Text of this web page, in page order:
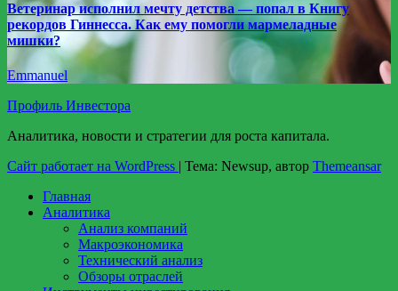
Ветеринар исполнил мечту детства — попал в Книгу
рекордов Гиннесса. Как ему помогли мармеладные
мишки?
Emmanuel
Профиль Инвестора
Аналитика, новости и стратегии для роста капитала.
Сайт работает на WordPress | Тема: Newsup, автор Themeansar
Главная
Аналитика
Анализ компаний
Макроэкономика
Технический анализ
Обзоры отраслей